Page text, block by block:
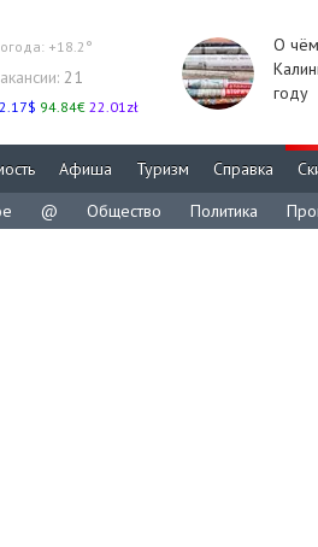
+18.2°
21
94.84€ 22.01zł
О чём
году
Афиша Туризм Справка
@ Общество Политика